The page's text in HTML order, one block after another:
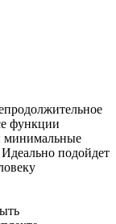
функции
минимальные
подойдет